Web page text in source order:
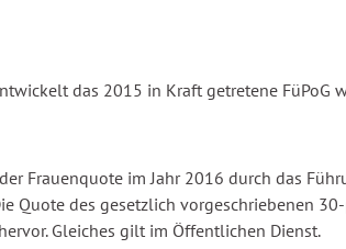
das 2015 in Kraft getretene
Frauenquote im Jahr 2016 durch das
Quote des gesetzlich vorgeschriebenen
Gleiches gilt im Öffentlichen Dienst.